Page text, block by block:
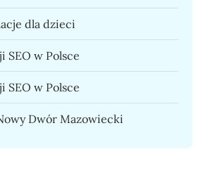
dla dzieci
SEO w Polsce
SEO w Polsce
Dwór Mazowiecki